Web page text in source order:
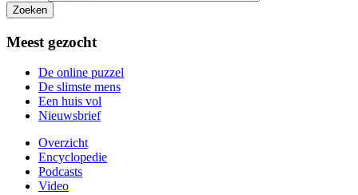
Zoeken
Meest gezocht
De online puzzel
De slimste mens
Een huis vol
Nieuwsbrief
Overzicht
Encyclopedie
Podcasts
Video